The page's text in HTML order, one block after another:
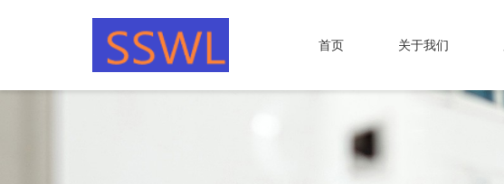
首页 关于我们